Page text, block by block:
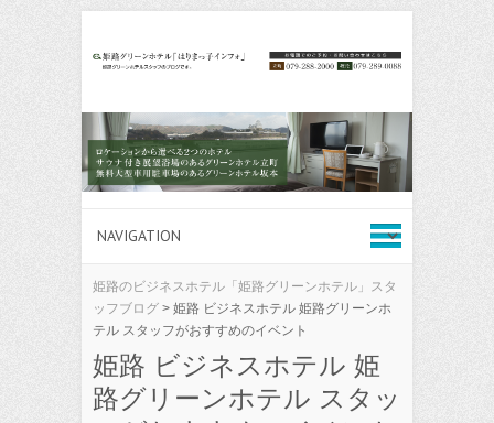
姫路のビジネスホテル「姫路グリーンホテル」スタ
ッフブログ > 姫路 ビジネスホテル 姫路グリーンホ
テル スタッフがおすすめのイベント
姫路 ビジネスホテル 姫
路グリーンホテル スタッ